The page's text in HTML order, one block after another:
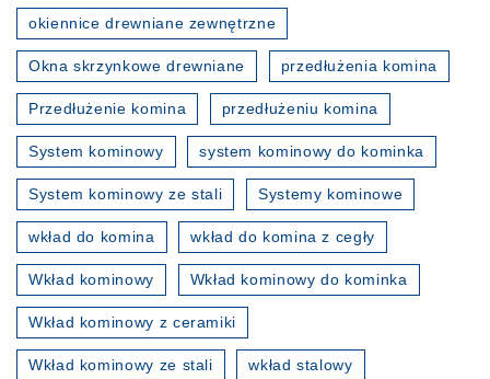
okiennice drewniane zewnętrzne
Okna skrzynkowe drewniane przedłużenia komina
Przedłużenie komina przedłużeniu komina
System kominowy system kominowy do kominka
System kominowy ze stali Systemy kominowe
wkład do komina wkład do komina z cegły
Wkład kominowy Wkład kominowy do kominka
Wkład kominowy z ceramiki
Wkład kominowy ze stali wkład stalowy